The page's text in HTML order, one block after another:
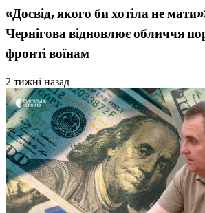
«Досвід, якого би хотіла не
Чернігова відновлює обличчя
фронті воїнам
2 тижні назад